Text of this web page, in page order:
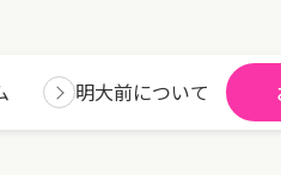
明大前について